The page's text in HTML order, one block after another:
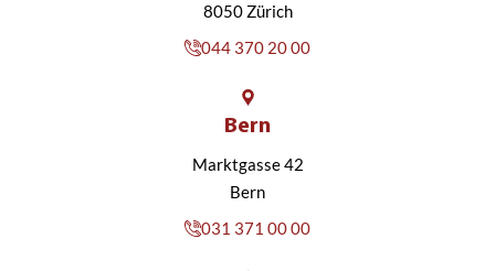
8050 Zürich
044 370 20 00
Bern
Marktgasse 42
Bern
031 371 00 00